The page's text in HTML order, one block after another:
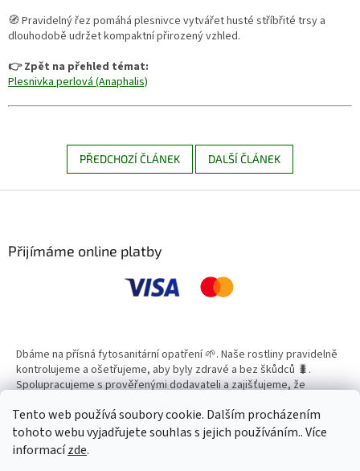
Tento web používá soubory cookie. Dalším procházením
tohoto webu vyjadřujete souhlas s jejich používáním.. Více
informacízde.
🧭 Pravidelný řez pomáhá plesnivce vytvářet husté stříbřité trsy a
dlouhodobě udržet kompaktní přirozený vzhled.
👉 Zpět na přehled témat:
Plesnivka perlová (Anaphalis)
PŘEDCHOZÍ ČLÁNEK DALŠÍ ČLÁNEK
Přijímáme online platby
Dbáme na přísná fytosanitární opatření 🌱. Naše rostliny pravidelně
kontrolujeme a ošetřujeme, aby byly zdravé a bez škůdců 🐛.
Spolupracujeme s prověřenými dodavateli a zajišťujeme, že